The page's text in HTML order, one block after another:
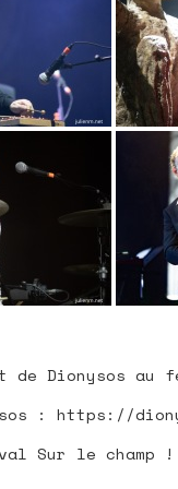
de Dionysos
: https://
Sur le champ